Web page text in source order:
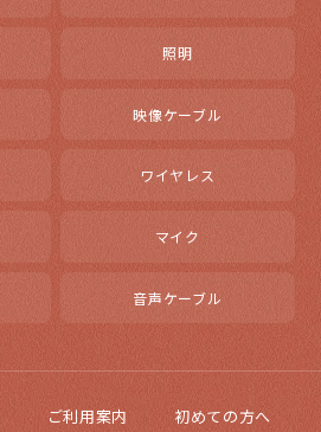
照明
映像ケーブル
ワイヤレス
マイク
音声ケーブル
ご利用案内 初めての方へ